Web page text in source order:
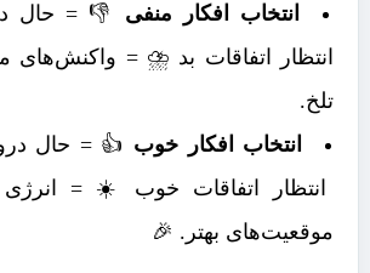
انتخاب افکار منفی 👎 = حال
انتظار اتفاقات بد ⛈️ = واکنش‌های
تلخ.
انتخاب افکار خوب 👍 = حال
انتظار اتفاقات خوب ☀️ =
موقعیت‌های بهتر. 🎉